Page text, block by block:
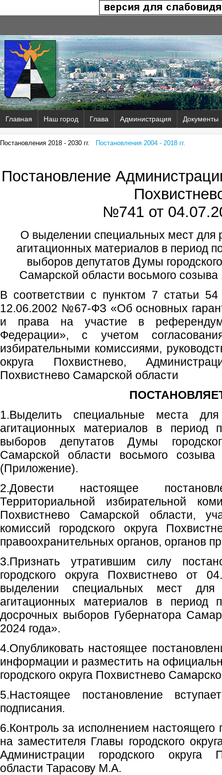
Главная Наш город Глава Администрация Документы
Постановления 2018 - 2030 гг. Постановления 2004 - 2018 гг.
Постановление
№741 от
О выделении специальных мест для
агитационных материалов в период
выборов депутатов Думы
Самарской области восьмого созыва
В соответствии с пунктом 7 статьи
12.06.2002 №67-ФЗ «Об основных
и права на участие в
Федерации», с учетом
избирательными комиссиями,
округа Похвистнево,
Похвистнево Самарской области
1.Выделить специальные места
агитационных материалов в период
выборов депутатов Думы
Самарской области восьмого
(Приложение).
2.Довести настоящее
Территориальной избирательной
Похвистнево Самарской области,
комиссий городского округа
правоохранительных органов, органов
3.Признать утратившим силу
городского округа Похвистнево
выделении специальных мест для
агитационных материалов в период
досрочных выборов Губернатора
2024 года».
4.Опубликовать настоящее
информации и разместить на
городского округа Похвистнево
5.Настоящее постановление
подписания.
6.Контроль за исполнением настоящего
на заместителя Главы городского
Администрации городского округа
области Тарасову М.А.